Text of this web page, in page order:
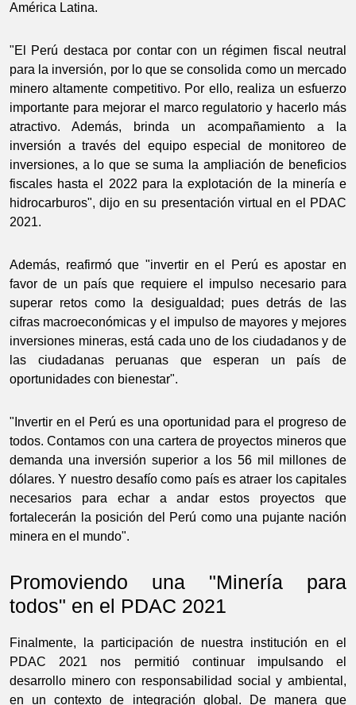
América Latina.
"El Perú destaca por contar con un régimen fiscal neutral
para la inversión, por lo que se consolida como un mercado
minero altamente competitivo. Por ello, realiza un esfuerzo
importante para mejorar el marco regulatorio y hacerlo más
atractivo. Además, brinda un acompañamiento a la
inversión a través del equipo especial de monitoreo de
inversiones, a lo que se suma la ampliación de beneficios
fiscales hasta el 2022 para la explotación de la minería e
hidrocarburos", dijo en su presentación virtual en el PDAC
2021.
Además, reafirmó que "invertir en el Perú es apostar en
favor de un país que requiere el impulso necesario para
superar retos como la desigualdad; pues detrás de las
cifras macroeconómicas y el impulso de mayores y mejores
inversiones mineras, está cada uno de los ciudadanos y de
las ciudadanas peruanas que esperan un país de
oportunidades con bienestar".
"Invertir en el Perú es una oportunidad para el progreso de
todos. Contamos con una cartera de proyectos mineros que
demanda una inversión superior a los 56 mil millones de
dólares. Y nuestro desafío como país es atraer los capitales
necesarios para echar a andar estos proyectos que
fortalecerán la posición del Perú como una pujante nación
minera en el mundo".
Promoviendo una "Minería para
todos" en el PDAC 2021
Finalmente, la participación de nuestra institución en el
PDAC 2021 nos permitió continuar impulsando el
desarrollo minero con responsabilidad social y ambiental,
en un contexto de integración global. De manera que